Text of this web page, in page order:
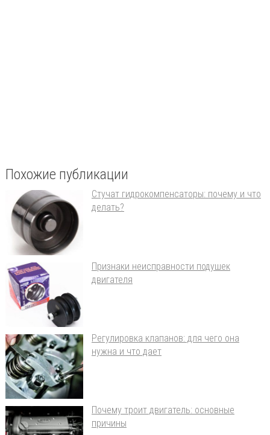
Похожие публикации
Стучат гидрокомпенсаторы: почему и что
делать?
Признаки неисправности подушек
двигателя
Регулировка клапанов: для чего она
нужна и что дает
Почему троит двигатель: основные
причины